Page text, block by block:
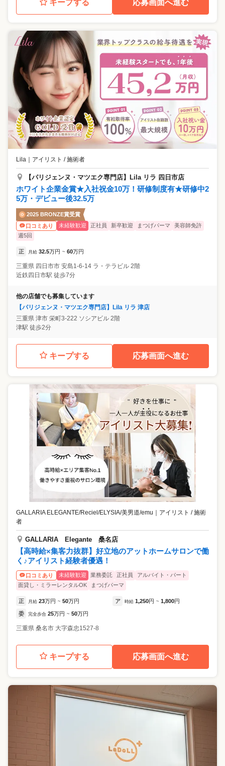
キープする 応募画面へ進む
Lila ｜ アイリスト / 施術者
【パリジェンヌ・マツエク専門店】Lila リラ 四日市店
ホワイト企業金賞★入社祝金10万！研修制度有★研修中2
5万・デビュー後32.5万
2025 BRONZE賞受賞
口コミあり
未経験歓迎 正社員 新卒歓迎 まつげパーマ
美容師免許
週5回
正 月給 32.5万円 ~ 60万円
三重県 四日市市 安島1-6-14 ラ・テラビル 2階
近鉄四日市駅 徒歩7分
他の店舗でも募集しています
【パリジェンヌ・マツエク専門店】Lila リラ 津店
三重県 津市 栄町3-222 ソシアビル 2階
津駅 徒歩2分
キープする 応募画面へ進む
GALLARIA ELEGANTE/Reciel/ELYSIA/美男道/emu ｜ アイリスト / 施術
者
GALLARIA Elegante 桑名店
​【高時給×集客力抜群】好立地のアットホームサロンで働
く♪アイリスト経験者優遇！
口コミあり 未経験歓迎 業務委託 正社員
アルバイト・パート
面貸し・ミラーレンタルOK
まつげパーマ
正 月給 23万円 ~ 50万円 ア 時給 1,250円 ~ 1,800円
委 完全歩合 25万円 ~ 50万円
三重県 桑名市 大字森忠1527-8
キープする 応募画面へ進む